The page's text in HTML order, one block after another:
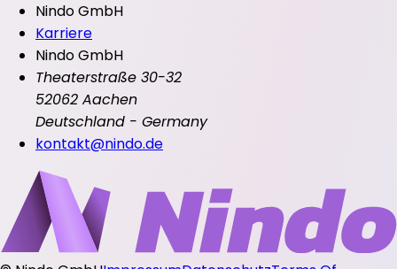
Nindo GmbH
Karriere
Nindo GmbH
Theaterstraße 30-32
52062 Aachen
Deutschland - Germany
kontakt@nindo.de